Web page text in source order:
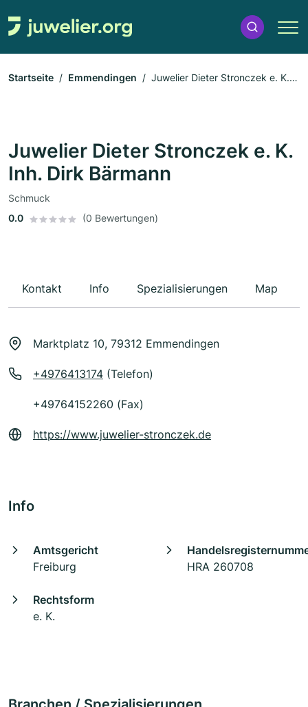
Startseite Emmendingen
Juwelier Dieter Stronczek e. K.
Juwelier Dieter Stronczek e. K.
Inh. Dirk Bärmann
Schmuck
0.0
(0 Bewertungen)
Kontakt Info Spezialisierungen Map
Marktplatz 10, 79312 Emmendingen
+4976413174 (Telefon)
+49764152260 (Fax)
https://www.juwelier-stronczek.de
Info
Amtsgericht
Freiburg
HRA 260708
Rechtsform
e. K.